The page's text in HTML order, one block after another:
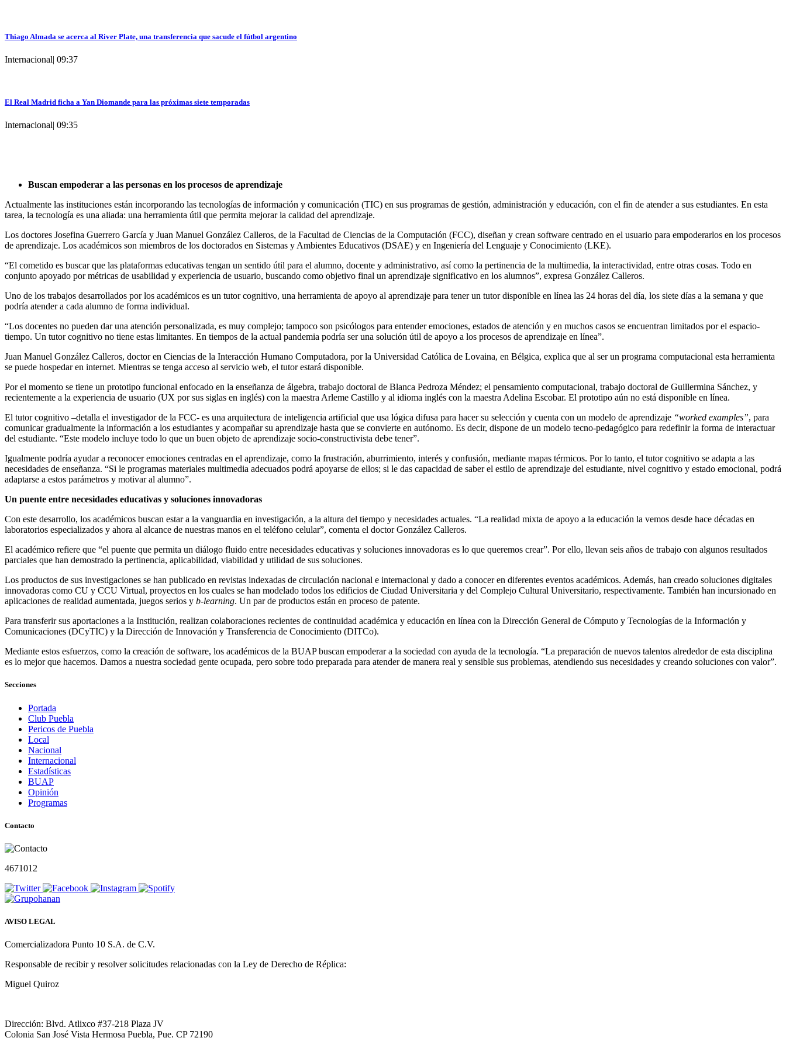
Thiago Almada se acerca al River Plate, una transferencia que sacude el fútbol argentino
Internacional| 09:37
El Real Madrid ficha a Yan Diomande para las próximas siete temporadas
Internacional| 09:35
Buscan empoderar a las personas en los procesos de aprendizaje
Actualmente las instituciones están incorporando las tecnologías de información y comunicación (TIC) en sus programas de gestión, administración y educación, con el fin de atender a sus estudiantes. En esta
tarea, la tecnología es una aliada: una herramienta útil que permita mejorar la calidad del aprendizaje.
Los doctores Josefina Guerrero García y Juan Manuel González Calleros, de la Facultad de Ciencias de la Computación (FCC), diseñan y crean software centrado en el usuario para empoderarlos en los procesos
de aprendizaje. Los académicos son miembros de los doctorados en Sistemas y Ambientes Educativos (DSAE) y en Ingeniería del Lenguaje y Conocimiento (LKE).
“El cometido es buscar que las plataformas educativas tengan un sentido útil para el alumno, docente y administrativo, así como la pertinencia de la multimedia, la interactividad, entre otras cosas. Todo en
conjunto apoyado por métricas de usabilidad y experiencia de usuario, buscando como objetivo final un aprendizaje significativo en los alumnos”, expresa González Calleros.
Uno de los trabajos desarrollados por los académicos es un tutor cognitivo, una herramienta de apoyo al aprendizaje para tener un tutor disponible en línea las 24 horas del día, los siete días a la semana y que
podría atender a cada alumno de forma individual.
“Los docentes no pueden dar una atención personalizada, es muy complejo; tampoco son psicólogos para entender emociones, estados de atención y en muchos casos se encuentran limitados por el espacio-
tiempo. Un tutor cognitivo no tiene estas limitantes. En tiempos de la actual pandemia podría ser una solución útil de apoyo a los procesos de aprendizaje en línea”.
Juan Manuel González Calleros, doctor en Ciencias de la Interacción Humano Computadora, por la Universidad Católica de Lovaina, en Bélgica, explica que al ser un programa computacional esta herramienta
se puede hospedar en internet. Mientras se tenga acceso al servicio web, el tutor estará disponible.
Por el momento se tiene un prototipo funcional enfocado en la enseñanza de álgebra, trabajo doctoral de Blanca Pedroza Méndez; el pensamiento computacional, trabajo doctoral de Guillermina Sánchez, y
recientemente a la experiencia de usuario (UX por sus siglas en inglés) con la maestra Arleme Castillo y al idioma inglés con la maestra Adelina Escobar. El prototipo aún no está disponible en línea.
El tutor cognitivo –detalla el investigador de la FCC- es una arquitectura de inteligencia artificial que usa lógica difusa para hacer su selección y cuenta con un modelo de aprendizaje “worked examples”, para
comunicar gradualmente la información a los estudiantes y acompañar su aprendizaje hasta que se convierte en autónomo. Es decir, dispone de un modelo tecno-pedagógico para redefinir la forma de interactuar
del estudiante. “Este modelo incluye todo lo que un buen objeto de aprendizaje socio-constructivista debe tener”.
Igualmente podría ayudar a reconocer emociones centradas en el aprendizaje, como la frustración, aburrimiento, interés y confusión, mediante mapas térmicos. Por lo tanto, el tutor cognitivo se adapta a las
necesidades de enseñanza. “Si le programas materiales multimedia adecuados podrá apoyarse de ellos; si le das capacidad de saber el estilo de aprendizaje del estudiante, nivel cognitivo y estado emocional, podrá
adaptarse a estos parámetros y motivar al alumno”.
Un puente entre necesidades educativas y soluciones innovadoras
Con este desarrollo, los académicos buscan estar a la vanguardia en investigación, a la altura del tiempo y necesidades actuales. “La realidad mixta de apoyo a la educación la vemos desde hace décadas en
laboratorios especializados y ahora al alcance de nuestras manos en el teléfono celular”, comenta el doctor González Calleros.
El académico refiere que “el puente que permita un diálogo fluido entre necesidades educativas y soluciones innovadoras es lo que queremos crear”. Por ello, llevan seis años de trabajo con algunos resultados
parciales que han demostrado la pertinencia, aplicabilidad, viabilidad y utilidad de sus soluciones.
Los productos de sus investigaciones se han publicado en revistas indexadas de circulación nacional e internacional y dado a conocer en diferentes eventos académicos. Además, han creado soluciones digitales
innovadoras como CU y CCU Virtual, proyectos en los cuales se han modelado todos los edificios de Ciudad Universitaria y del Complejo Cultural Universitario, respectivamente. También han incursionado en
aplicaciones de realidad aumentada, juegos serios y b-learning. Un par de productos están en proceso de patente.
Para transferir sus aportaciones a la Institución, realizan colaboraciones recientes de continuidad académica y educación en línea con la Dirección General de Cómputo y Tecnologías de la Información y
Comunicaciones (DCyTIC) y la Dirección de Innovación y Transferencia de Conocimiento (DITCo).
Mediante estos esfuerzos, como la creación de software, los académicos de la BUAP buscan empoderar a la sociedad con ayuda de la tecnología. “La preparación de nuevos talentos alrededor de esta disciplina
es lo mejor que hacemos. Damos a nuestra sociedad gente ocupada, pero sobre todo preparada para atender de manera real y sensible sus problemas, atendiendo sus necesidades y creando soluciones con valor”.
Secciones
Portada
Club Puebla
Pericos de Puebla
Local
Nacional
Internacional
Estadísticas
BUAP
Opinión
Programas
Contacto
4671012
AVISO LEGAL
Comercializadora Punto 10 S.A. de C.V.
Responsable de recibir y resolver solicitudes relacionadas con la Ley de Derecho de Réplica:
Miguel Quiroz
Dirección: Blvd. Atlixco #37-218 Plaza JV
Colonia San José Vista Hermosa Puebla, Pue. CP 72190